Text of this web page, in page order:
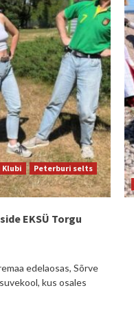
Peterburi selts
EKSÜ Torgu
edelaosas, Sõrve
kus osales